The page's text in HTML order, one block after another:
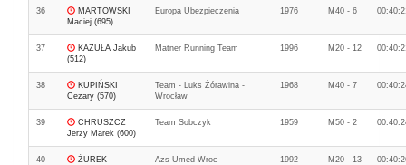
36
MARTOWSKI
Maciej (695)
Europa Ubezpieczenia 1976 M40 - 6
37
KAZUŁA Jakub
(512)
Matner Running Team 1996 M20 - 12
38
KUPIŃSKI
Cezary (570)
Team - Luks Żórawina -
Wrocław
1968 M40 - 7
39
CHRUSZCZ
Jerzy Marek (600)
Team Sobczyk 1959 M50 - 2
40
ŻUREK
Azs Umed Wroc 1992 M20 - 13